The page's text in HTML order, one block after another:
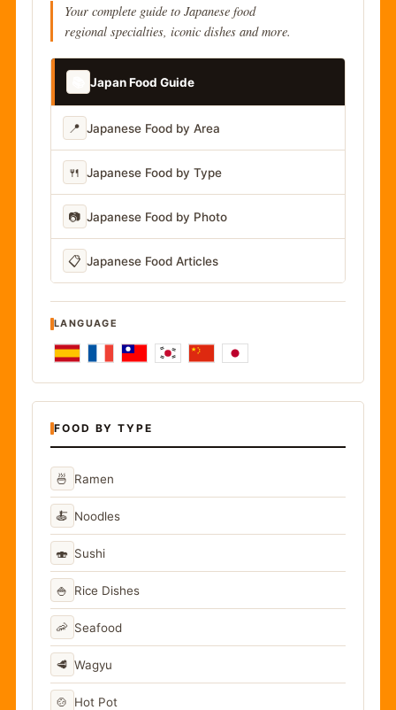
Your complete guide to Japanese food
regional specialties, iconic dishes and more.
Japan Food Guide
📍 Japanese Food by Area
🍴 Japanese Food by Type
📷 Japanese Food by Photo
📋 Japanese Food Articles
LANGUAGE
FOOD BY TYPE
🍜 Ramen
🍝 Noodles
🍣 Sushi
🍚 Rice Dishes
🦐 Seafood
🥩 Wagyu
🍲 Hot Pot